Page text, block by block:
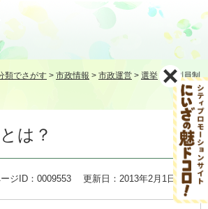
類でさがす > 市政情報 > 市政運営 > 選挙>裁判員制
は？
ジID：0009553 更新日：2013年2月1日更新